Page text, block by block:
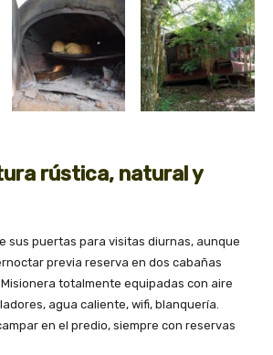
rústica, natural y
sus puertas para visitas diurnas, aunque
previa reserva en dos cabañas
totalmente equipadas con aire
agua caliente, wifi, blanquería.
en el predio, siempre con reservas